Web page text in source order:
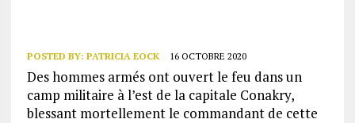
POSTED BY: PATRICIA EOCK 16 OCTOBRE 2020
Des hommes armés ont ouvert le feu dans un
camp militaire à l’est de la capitale Conakry,
blessant mortellement le commandant de cette